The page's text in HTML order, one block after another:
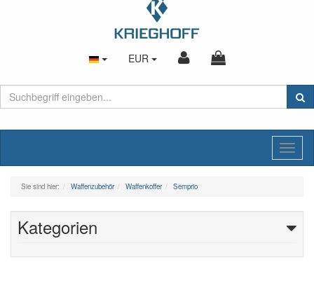
EUR
Sie sind hier: Waffenzubehör Waffenkoffer Semprio
Kategorien